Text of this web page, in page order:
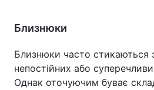
Близнюки
Близнюки часто стикаються
непостійних або
Однак оточуючим буває